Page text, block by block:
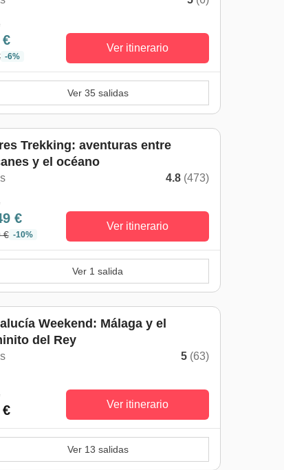
-6%
Ver itinerario
Ver 35 salidas
Trekking: aventuras entre
y el océano
4.8 (473)
€
€ -10%
Ver itinerario
Ver 1 salida
Weekend: Málaga y el
del Rey
5 (63)
Ver itinerario
Ver 13 salidas